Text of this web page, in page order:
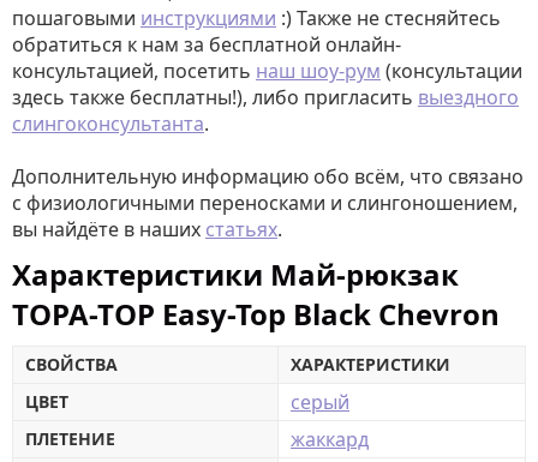
пошаговыми инструкциями :) Также не стесняйтесь
обратиться к нам за бесплатной онлайн-
консультацией, посетить наш шоу-рум (консультации
здесь также бесплатны!), либо пригласить выездного
слингоконсультанта.
Дополнительную информацию обо всём, что связано
с физиологичными переносками и слингоношением,
вы найдёте в наших статьях.
Характеристики Май-рюкзак
TOPA-TOP Easy-Top Black Chevron
СВОЙСТВА
ХАРАКТЕРИСТИКИ
ЦВЕТ
серый
ПЛЕТЕНИЕ жаккард